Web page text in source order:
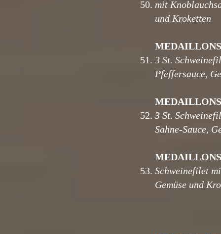
50.
51.
52.
53.
mit
und Kroketten
3 St.
Pfeffersauce,
3 St.
Sahne-Sauce,
Schweinefilet
Gemüse und